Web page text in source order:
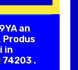
an
Produs
in
74203 .